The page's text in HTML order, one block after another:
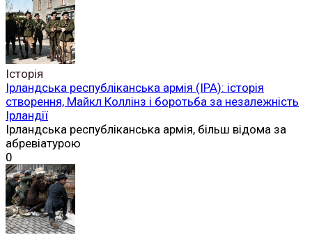
Історія
Ірландська республіканська армія (ІРА): історія
створення, Майкл Коллінз і боротьба за незалежність
Ірландії
Ірландська республіканська армія, більш відома за
абревіатурою
0